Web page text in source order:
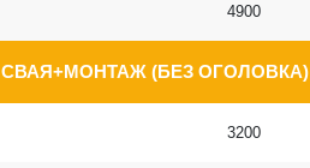
4900
СВАЯ+МОНТАЖ (БЕЗ ОГОЛОВКА)
3200